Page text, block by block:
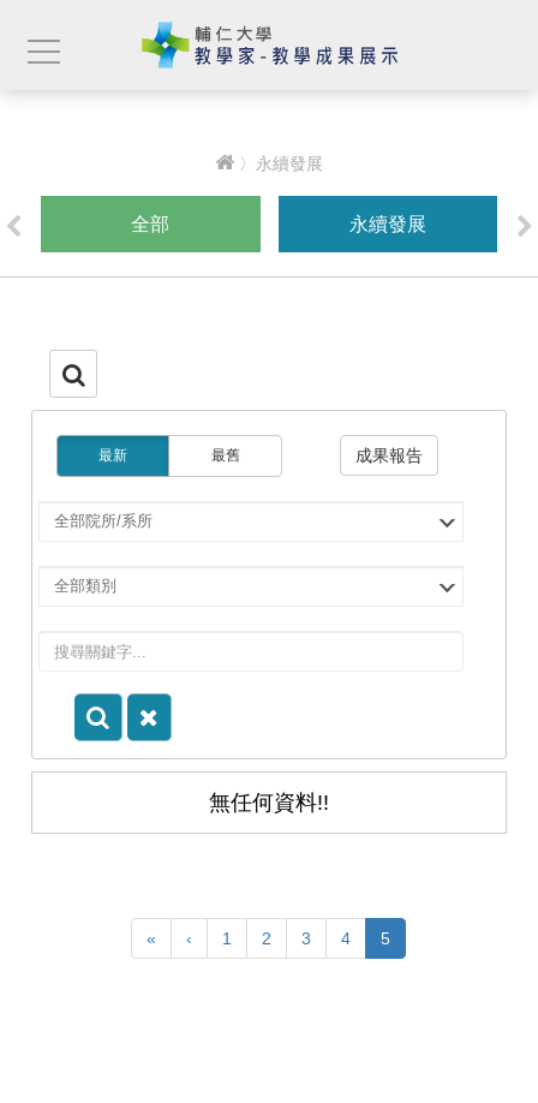
〉永續發展
全部 永續發展
最新 最舊 成果報告
選
所/
所
選
別
無任何資料!!
« ‹ 1 2 3 4 5